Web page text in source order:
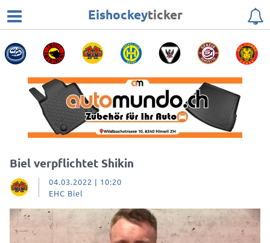
Eishockeyticker
Biel verpflichtet Shikin
04.03.2022 | 10:20
EHC Biel